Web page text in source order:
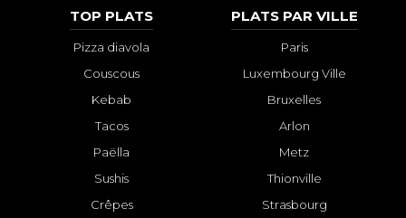
TOP PLATS
Pizza diavola
Couscous
Kebab
Tacos
Paëlla
Sushis
Crêpes
PLATS PAR VILLE
Paris
Luxembourg Ville
Bruxelles
Arlon
Metz
Thionville
Strasbourg